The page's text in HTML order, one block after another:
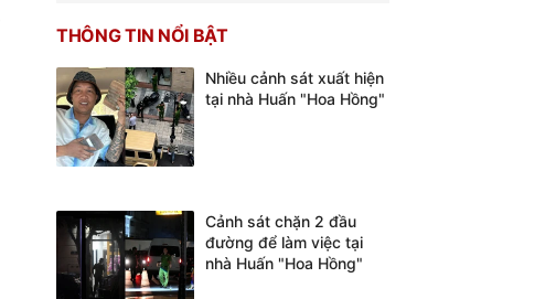
THÔNG TIN NỔI BẬT
Nhiều cảnh sát xuất hiện
tại nhà Huấn "Hoa Hồng"
Cảnh sát chặn 2 đầu
đường để làm việc tại
nhà Huấn "Hoa Hồng"